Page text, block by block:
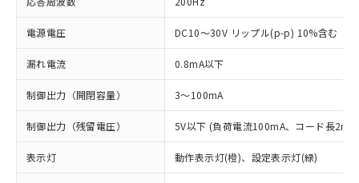
電源電圧 DC10～30V リップル(p-p) 10%含む
漏れ電流 0.8mA以下
制御出力（開閉容量） 3～100mA
制御出力（残留電圧） 5V以下 (負荷電流100mA、コード長2m
表示灯 動作表示灯(橙)、設定表示灯(緑)